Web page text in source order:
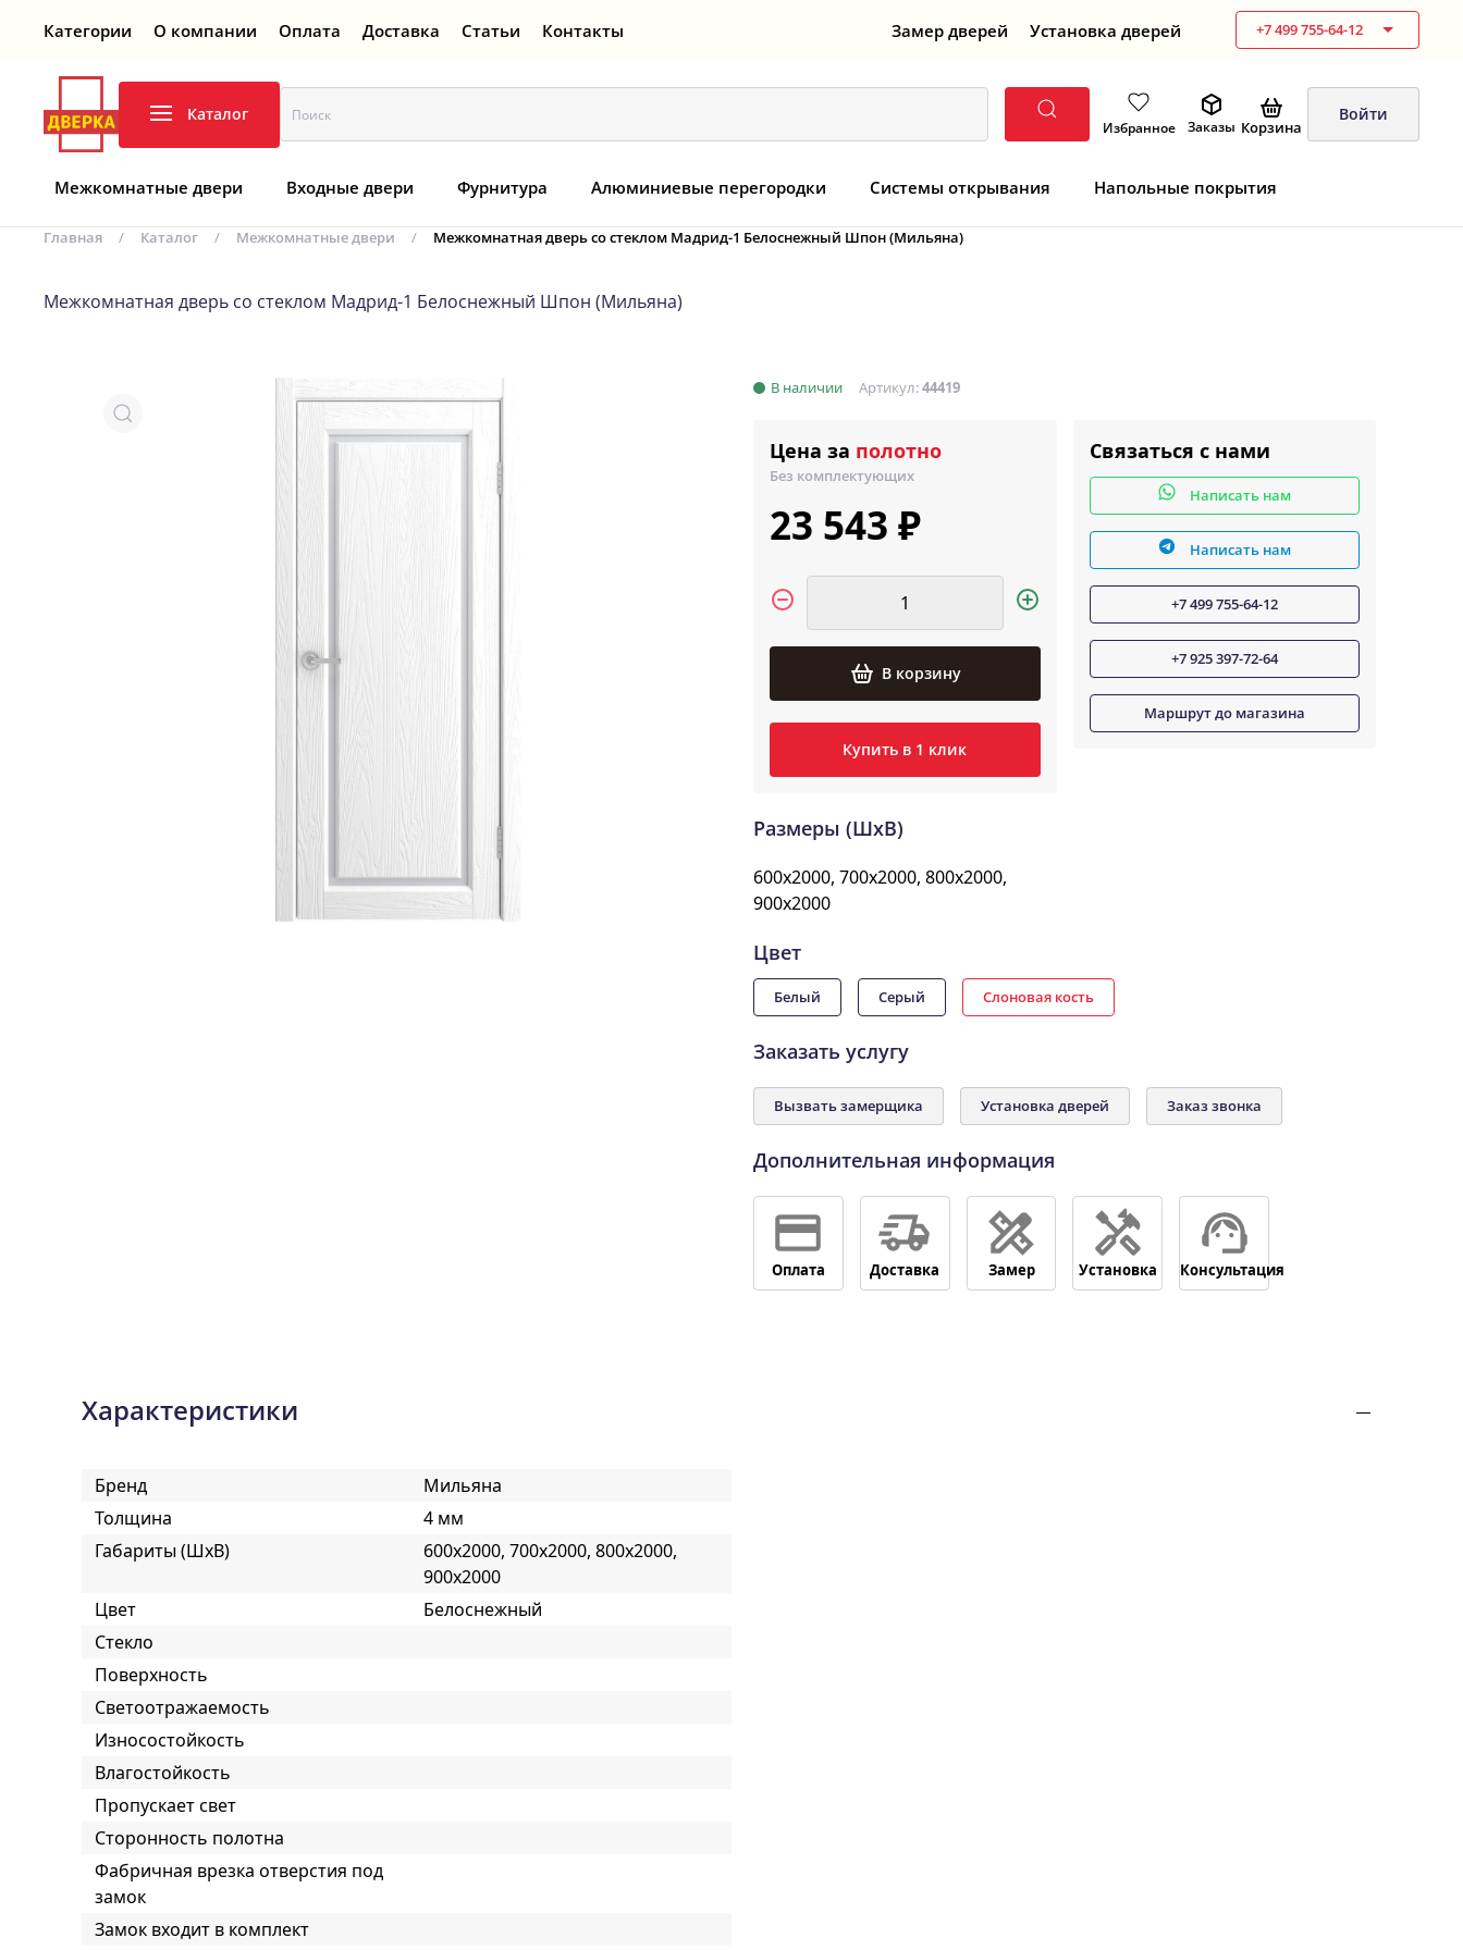
Категории О компании Оплата Доставка Статьи Контакты Замер дверей Установка дверей +7 499 755-64-12
Каталог
Избранное Заказы Корзина
Войти
Межкомнатные двери Входные двери Фурнитура Алюминиевые перегородки Системы открывания Напольные покрытия
Главная Каталог Межкомнатные двери Межкомнатная дверь со стеклом Мадрид-1 Белоснежный Шпон (Мильяна)
Межкомнатная дверь со стеклом Мадрид-1 Белоснежный Шпон (Мильяна)
В наличии Артикул:44419
Цена за полотно
Без комплектующих
23 543 ₽
В корзину
Купить в 1 клик
Связаться с нами
Написать нам
Написать нам
+7 499 755-64-12
+7 925 397-72-64
Маршрут до магазина
Размеры (ШxВ)
600x2000, 700x2000, 800x2000,
900x2000
Цвет
Белый Серый Слоновая кость
Заказать услугу
Вызвать замерщика Установка дверей Заказ звонка
Дополнительная информация
Оплата Доставка Замер Установка Консультация
Характеристики
Бренд
Мильяна
Толщина
4 мм
Габариты (ШxВ)
600x2000, 700x2000, 800x2000,
900x2000
Цвет
Белоснежный
Стекло
Поверхность
Светоотражаемость
Износостойкость
Влагостойкость
Пропускает свет
Сторонность полотна
Фабричная врезка отверстия под
замок
Замок входит в комплект